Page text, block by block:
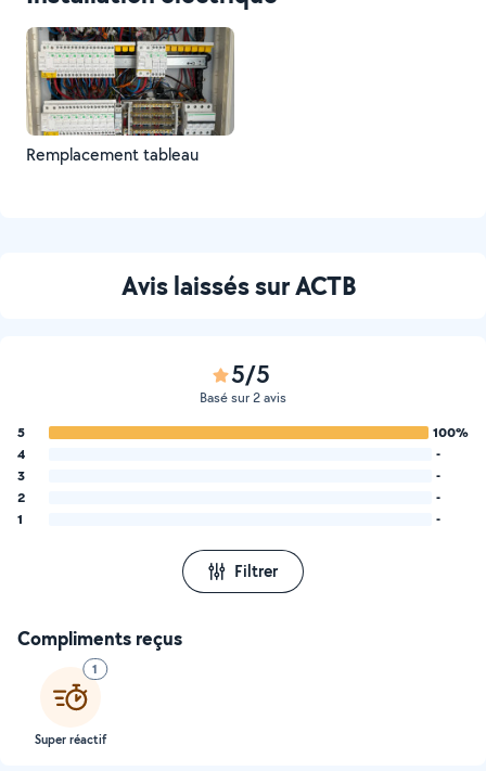
Remplacement tableau
Avis laissés sur ACTB
5/5
Basé sur 2 avis
5
100%
4
-
3
-
2
-
1
-
Filtrer
Compliments reçus
1
Super réactif